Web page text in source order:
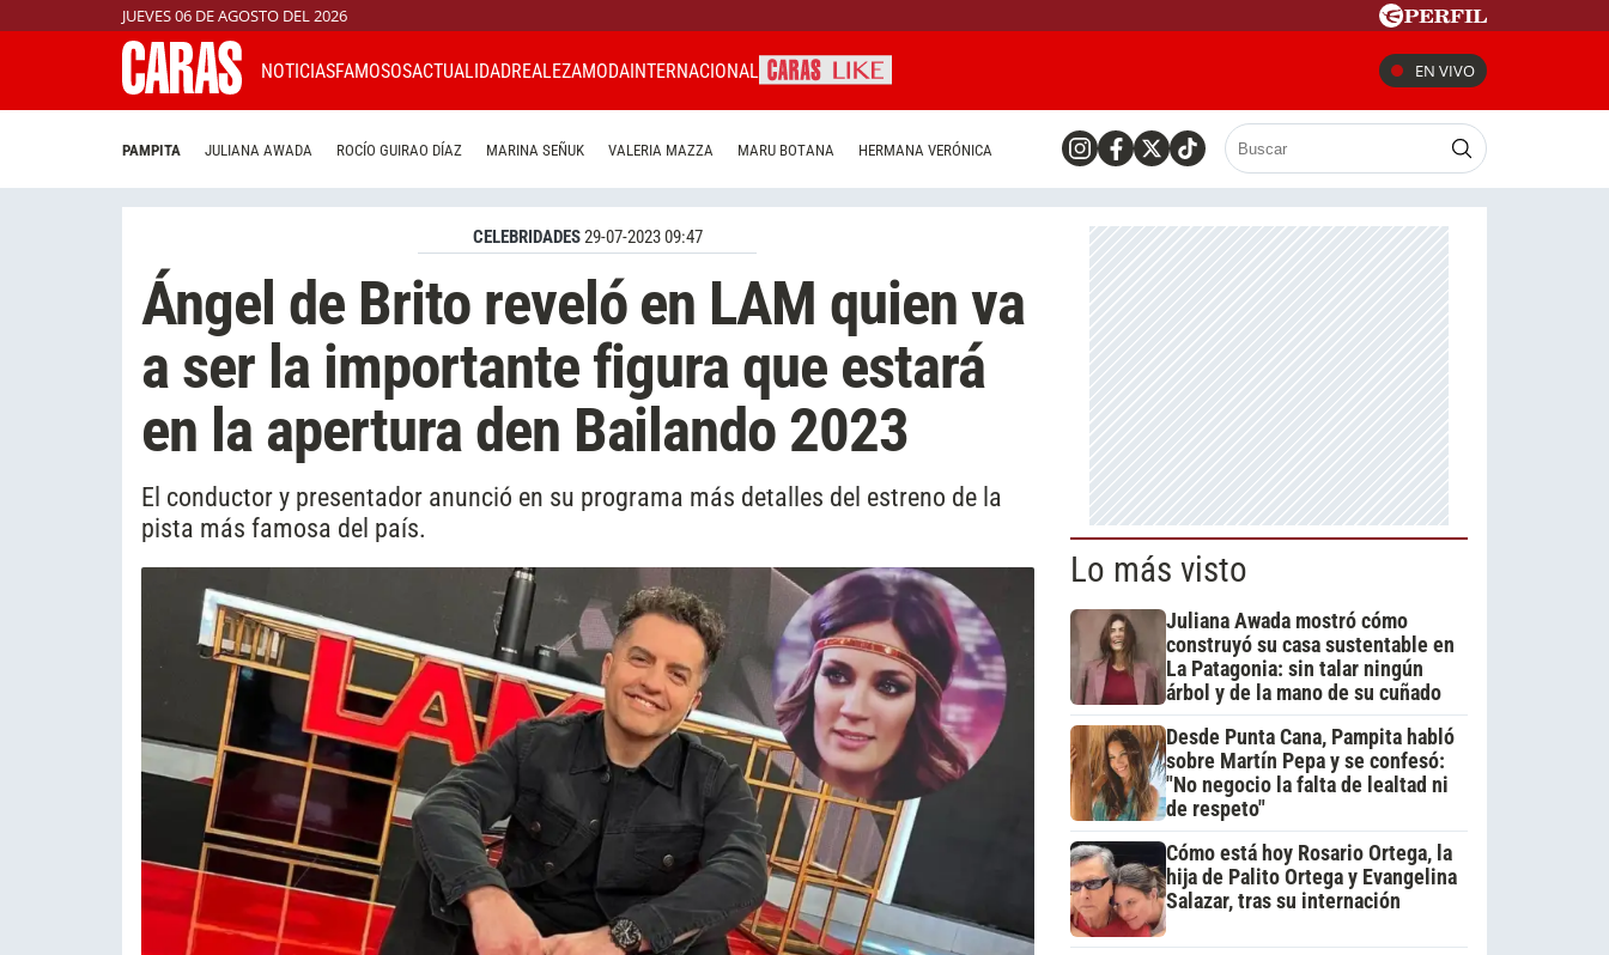
JUEVES 06 DE AGOSTO DEL 2026
NOTICIASFAMOSOSACTUALIDADREALEZAMODAINTERNACIONAL EN VIVO
PAMPITA JULIANA AWADA ROCÍO GUIRAO DÍAZ MARINA SEÑUK VALERIA MAZZA MARU BOTANA HERMANA VERÓNICA
CELEBRIDADES29-07-2023 09:47
Ángel de Brito reveló en LAM quien va
a ser la importante figura que estará
en la apertura den Bailando 2023
El conductor y presentador anunció en su programa más detalles del estreno de la
pista más famosa del país.
Lo más visto
Juliana Awada mostró cómo
construyó su casa sustentable en
La Patagonia: sin talar ningún
árbol y de la mano de su cuñado
Desde Punta Cana, Pampita habló
sobre Martín Pepa y se confesó:
"No negocio la falta de lealtad ni
de respeto"
Cómo está hoy Rosario Ortega, la
hija de Palito Ortega y Evangelina
Salazar, tras su internación